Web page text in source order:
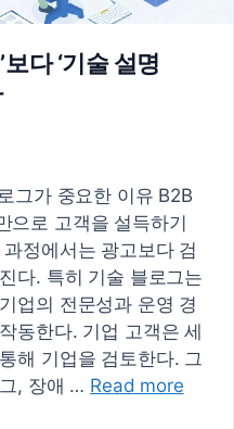
다 ‘기술 설명
그가 중요한 이유 B2B
으로 고객을 설득하기
정에서는 광고보다 검
다. 특히 기술 블로그는
업의 전문성과 운영 경
동한다. 기업 고객은 세
해 기업을 검토한다. 그
, 장애 … Read more